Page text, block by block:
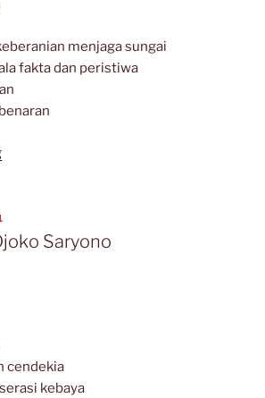
menjaga sungai
fakta dan peristiwa
“Sajak-
Pamungkas”
Saryono
cendekia
kebaya